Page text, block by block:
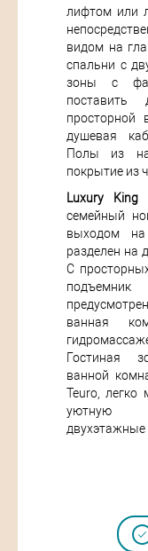
лифтом или
видом на
спальни с
зоны с
поставить
просторной
душевая
Полы из
покрытие из
Luxury King
семейный
выходом
разделен на
С
ванная
Гостиная
ванной
Teuro, легко
уютную
двухэтажные